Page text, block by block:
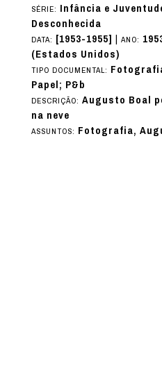
SÉRIE: Infância e
Desconhecida
DATA: [1953-1955] | ANO:
(Estados Unidos)
TIPO DOCUMENTAL:
Papel; P&b
DESCRIÇÃO: Augusto Boal
na neve
ASSUNTOS: Fotografia,